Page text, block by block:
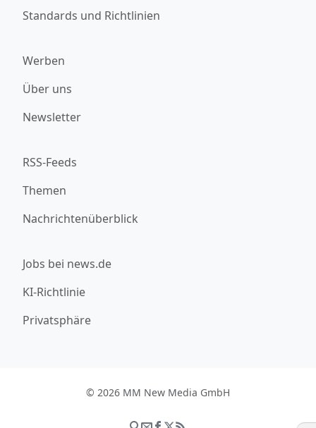
Standards und Richtlinien
Werben
Über uns
Newsletter
RSS-Feeds
Themen
Nachrichtenüberblick
Jobs bei news.de
KI-Richtlinie
Privatsphäre
© 2026 MM New Media GmbH